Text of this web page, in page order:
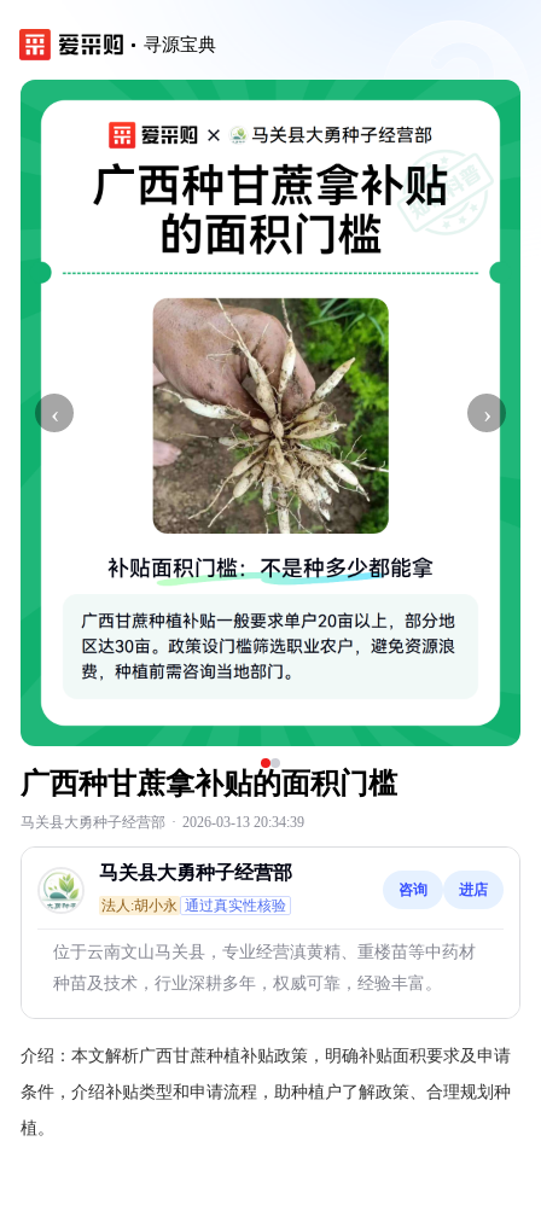
寻源宝典
‹ ›
广西种甘蔗拿补贴的面积门槛
马关县大勇种子经营部 · 2026-03-13 20:34:39
马关县大勇种子经营部
法人:胡小永 通过真实性核验
咨询 进店
位于云南文山马关县，专业经营滇黄精、重楼苗等中药材
种苗及技术，行业深耕多年，权威可靠，经验丰富。
介绍： 本文解析广西甘蔗种植补贴政策，明确补贴面积要求及申请
条件，介绍补贴类型和申请流程，助种植户了解政策、合理规划种
植。